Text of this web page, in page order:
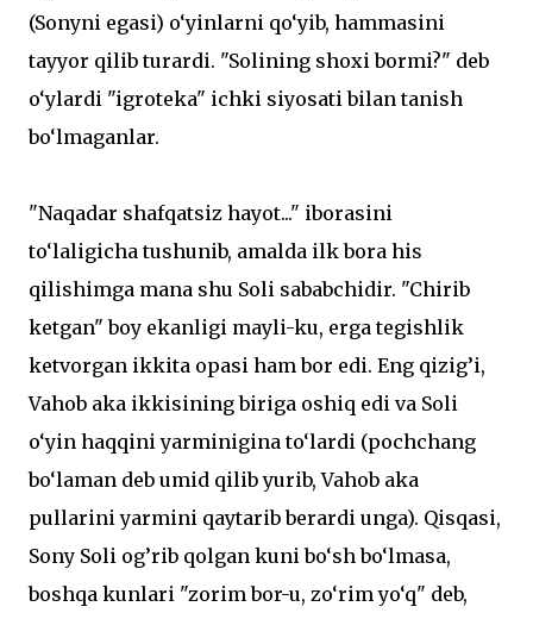
(Sonyni egasi) o‘yinlarni qo‘yib, hammasini
tayyor qilib turardi. "Solining shoxi bormi?" deb
o‘ylardi "igroteka" ichki siyosati bilan tanish
bo‘lmaganlar.
"Naqadar shafqatsiz hayot..." iborasini
to‘laligicha tushunib, amalda ilk bora his
qilishimga mana shu Soli sababchidir. "Chirib
ketgan" boy ekanligi mayli-ku, erga tegishlik
ketvorgan ikkita opasi ham bor edi. Eng qizig’i,
Vahob aka ikkisining biriga oshiq edi va Soli
o‘yin haqqini yarminigina to‘lardi (pochchang
bo‘laman deb umid qilib yurib, Vahob aka
pullarini yarmini qaytarib berardi unga). Qisqasi,
Sony Soli og’rib qolgan kuni bo‘sh bo‘lmasa,
boshqa kunlari "zorim bor-u, zo‘rim yo‘q" deb,